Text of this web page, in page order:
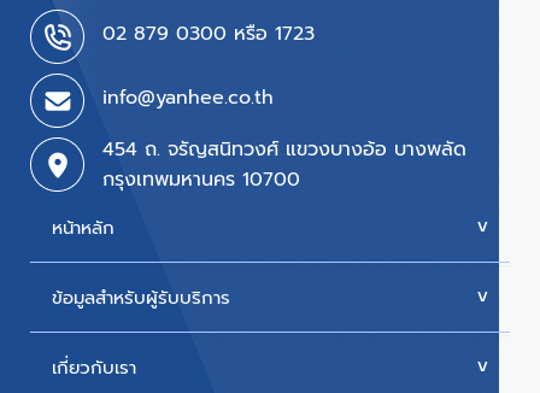
02 879 0300 หรือ 1723
info@yanhee.co.th
454 ถ. จรัญสนิทวงศ์ แขวงบางอ้อ บางพลัด
กรุงเทพมหานคร 10700
หน้าหลัก
บริการของเรา
ข้อมูลสำหรับผู้รับบริการ
นัดหมายแพทย์
เกี่ยวกับเรา